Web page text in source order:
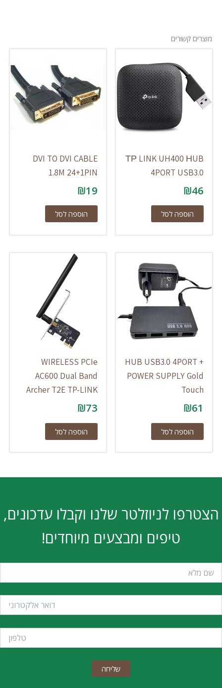
מוצרים קשורים
ТР LINK UH400 НUB
4PORT USB3.0
₪46
הוספה לסל
DVI TO DVI CABLE
1.8M 24+1PIN
₪19
הוספה לסל
HUB USB3.0 4PORT +
POWER SUPPLY Gold
Touch
₪61
הוספה לסל
WIRELESS PCIe
AC600 Dual Band
Archer T2E TP-LINK
₪73
הוספה לסל
הצטרפו לניוזלטר שלנו וקבלו עדכונים,
טיפים ומבצעים מיוחדים!